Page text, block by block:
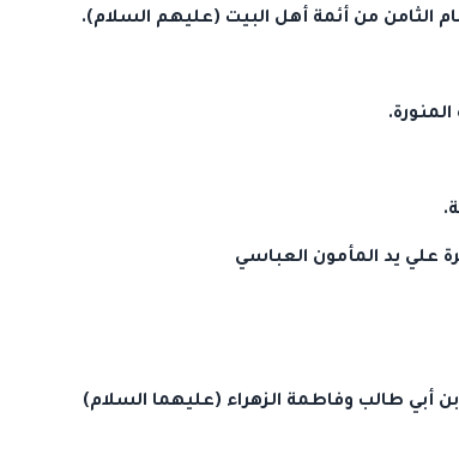
الثامن من أئمة أهل البيت (عليهم السلام).
أبي طالب وفاطمة الزهراء (عليهما السلام)